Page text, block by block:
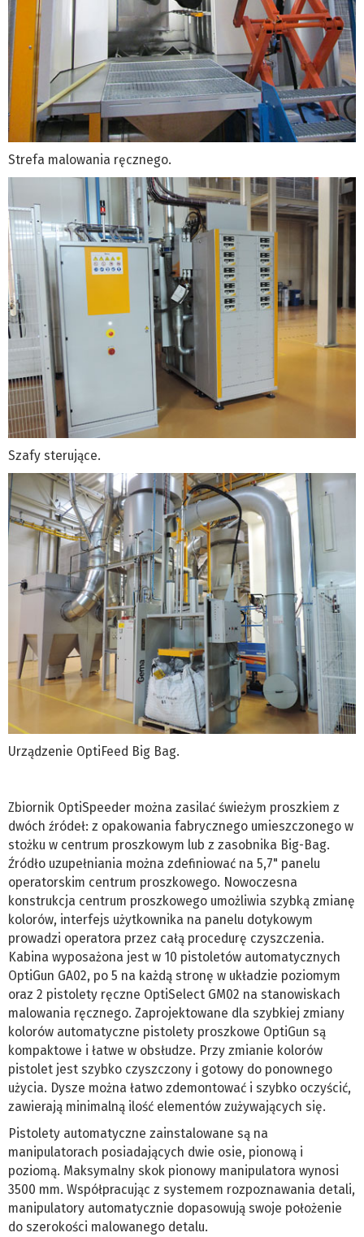
Strefa malowania ręcznego.
Szafy sterujące.
Urządzenie OptiFeed Big Bag.
Zbiornik OptiSpeeder można zasilać świeżym proszkiem z
dwóch źródeł: z opakowania fabrycznego umieszczonego w
stożku w centrum proszkowym lub z zasobnika Big-Bag.
Źródło uzupełniania można zdefiniować na 5,7" panelu
operatorskim centrum proszkowego. Nowoczesna
konstrukcja centrum proszkowego umożliwia szybką zmianę
kolorów, interfejs użytkownika na panelu dotykowym
prowadzi operatora przez całą procedurę czyszczenia.
Kabina wyposażona jest w 10 pistoletów automatycznych
OptiGun GA02, po 5 na każdą stronę w układzie poziomym
oraz 2 pistolety ręczne OptiSelect GM02 na stanowiskach
malowania ręcznego. Zaprojektowane dla szybkiej zmiany
kolorów automatyczne pistolety proszkowe OptiGun są
kompaktowe i łatwe w obsłudze. Przy zmianie kolorów
pistolet jest szybko czyszczony i gotowy do ponownego
użycia. Dysze można łatwo zdemontować i szybko oczyścić,
zawierają minimalną ilość elementów zużywających się.
Pistolety automatyczne zainstalowane są na
manipulatorach posiadających dwie osie, pionową i
poziomą. Maksymalny skok pionowy manipulatora wynosi
3500 mm. Współpracując z systemem rozpoznawania detali,
manipulatory automatycznie dopasowują swoje położenie
do szerokości malowanego detalu.